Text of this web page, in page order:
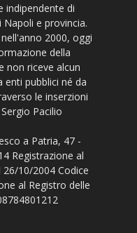
indipendente di
e provincia.
2000, oggi
della
non riceve alcun
pubblici né da
le inserzioni
Pacilio
a Patria, 47 -
Registrazione al
10/2004 Codice
al Registro delle